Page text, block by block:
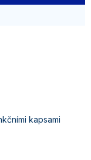
kapsami